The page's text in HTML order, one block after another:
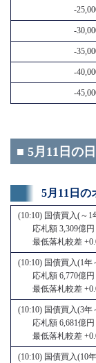
-
-
-
-
-
■ 5月11日の
5月11日の
(10:10) 国債買入(～1
応札額 3,309億円
最低落札較差
(10:10) 国債買入(1年
応札額 6,770億円
最低落札較差
(10:10) 国債買入(3年
応札額 6,681億円
最低落札較差
(10:10) 国債買入(10